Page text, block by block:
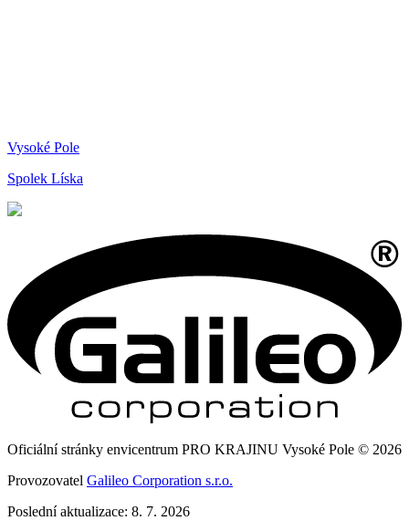
Vysoké Pole
Spolek Líska
Oficiální stránky envicentrum PRO KRAJINU Vysoké Pole © 2026
Provozovatel Galileo Corporation s.r.o.
Poslední aktualizace: 8. 7. 2026